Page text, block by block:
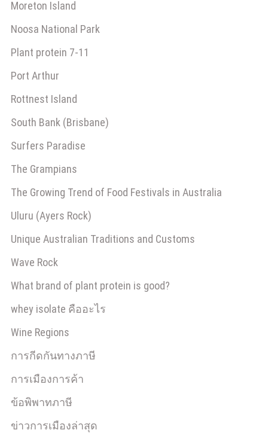
Moreton Island
Noosa National Park
Plant protein 7-11
Port Arthur
Rottnest Island
South Bank (Brisbane)
Surfers Paradise
The Grampians
The Growing Trend of Food Festivals in Australia
Uluru (Ayers Rock)
Unique Australian Traditions and Customs
Wave Rock
What brand of plant protein is good?
whey isolate คืออะไร
Wine Regions
การกีดกันทางภาษี
การเมืองการค้า
ข้อพิพาทภาษี
ข่าวการเมืองล่าสุด